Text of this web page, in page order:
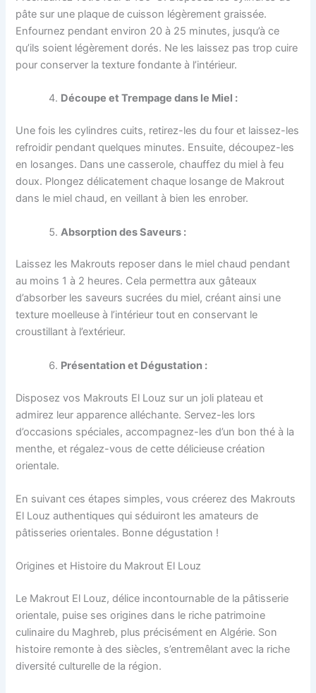
pâte sur une plaque de cuisson légèrement graissée.
Enfournez pendant environ 20 à 25 minutes, jusqu’à ce
qu’ils soient légèrement dorés. Ne les laissez pas trop cuire
pour conserver la texture fondante à l’intérieur.
Découpe et Trempage dans le Miel :
Une fois les cylindres cuits, retirez-les du four et laissez-les
refroidir pendant quelques minutes. Ensuite, découpez-les
en losanges. Dans une casserole, chauffez du miel à feu
doux. Plongez délicatement chaque losange de Makrout
dans le miel chaud, en veillant à bien les enrober.
Absorption des Saveurs :
Laissez les Makrouts reposer dans le miel chaud pendant
au moins 1 à 2 heures. Cela permettra aux gâteaux
d’absorber les saveurs sucrées du miel, créant ainsi une
texture moelleuse à l’intérieur tout en conservant le
croustillant à l’extérieur.
Présentation et Dégustation :
Disposez vos Makrouts El Louz sur un joli plateau et
admirez leur apparence alléchante. Servez-les lors
d’occasions spéciales, accompagnez-les d’un bon thé à la
menthe, et régalez-vous de cette délicieuse création
orientale.
En suivant ces étapes simples, vous créerez des Makrouts
El Louz authentiques qui séduiront les amateurs de
pâtisseries orientales. Bonne dégustation !
Origines et Histoire du Makrout El Louz
Le Makrout El Louz, délice incontournable de la pâtisserie
orientale, puise ses origines dans le riche patrimoine
culinaire du Maghreb, plus précisément en Algérie. Son
histoire remonte à des siècles, s’entremêlant avec la riche
diversité culturelle de la région.